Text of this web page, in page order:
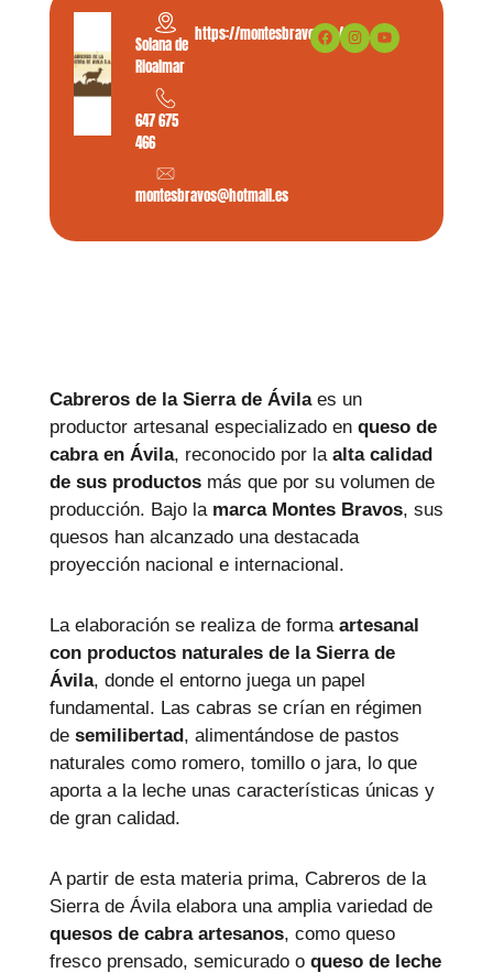
Solana de
Rioalmar
647 675
466
montesbravos@hotmail.es
https://montesbravos.es/
Cabreros de la Sierra de Ávilaes un
productor artesanal especializado en queso de
cabra en Ávila, reconocido por la alta calidad
de sus productosmás que por su volumen de
producción. Bajo la marca Montes Bravos, sus
quesos han alcanzado una destacada
proyección nacional e internacional.
La elaboración se realiza de forma artesanal
con productos naturales de la Sierra de
Ávila, donde el entorno juega un papel
fundamental. Las cabras se crían en régimen
de semilibertad, alimentándose de pastos
naturales como romero, tomillo o jara, lo que
aporta a la leche unas características únicas y
de gran calidad.
A partir de esta materia prima, Cabreros de la
Sierra de Ávila elabora una amplia variedad de
quesos de cabra artesanos, como queso
fresco prensado, semicurado o queso de leche